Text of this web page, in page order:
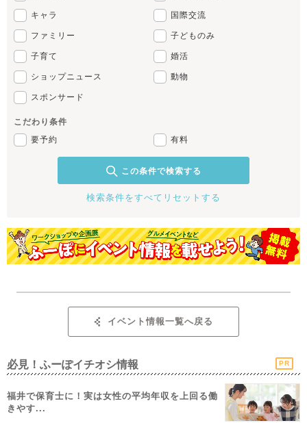
キャラ 国際交流
ファミリー 子どものみ
子育て 婚活
ショップニュース 動物
スポンサード
こだわり条件
要予約
有料
この条件で検索する
検索条件をすべてリセットする
イベント情報一覧へ戻る
必見！ふーぽイチオシ情報 PR
福井で保育士に！実は女性の平均年収を上回る働
きやす...